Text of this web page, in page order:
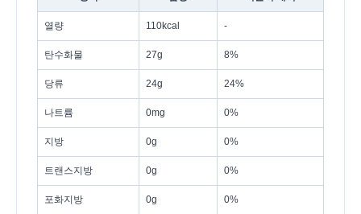
열량 110kcal -
탄수화물 27g 8%
당류 24g 24%
나트륨 0mg 0%
지방 0g 0%
트랜스지방 0g 0%
포화지방 0g 0%